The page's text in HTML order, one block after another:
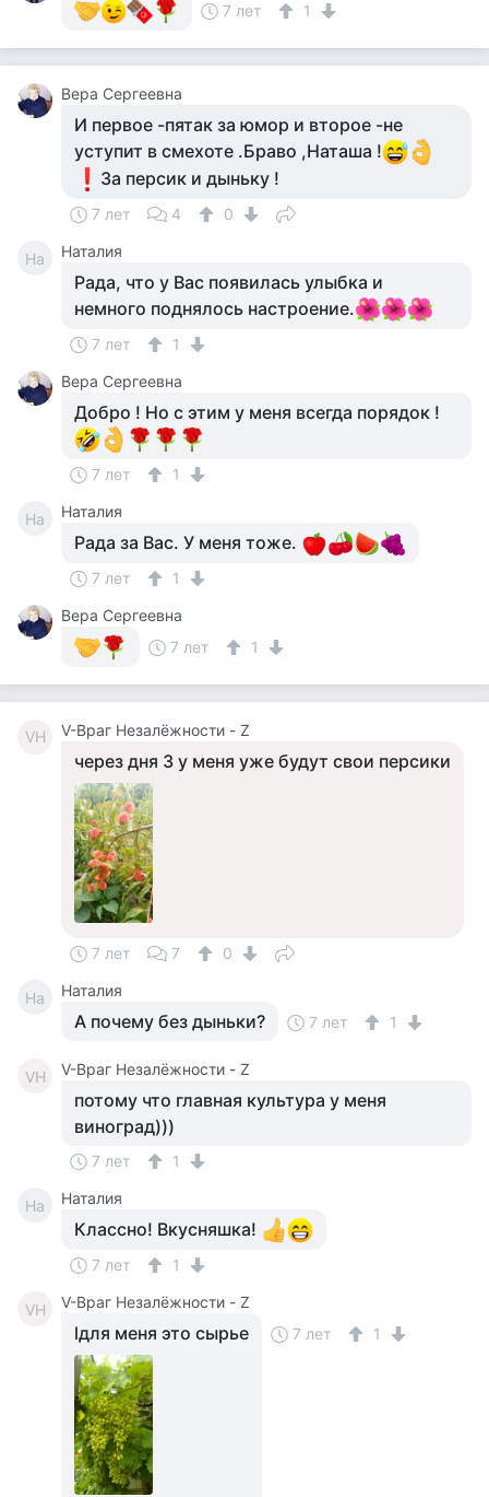
7 лет
1
Вера Сергеевна
И первое -пятак за юмор и второе -не
уступит в смехоте .Браво ,Наташа !
За персик и дыньку !
7 лет 4 0
На Наталия
Рада, что у Вас появилась улыбка и
немного поднялось настроение.
7 лет
1
Вера Сергеевна
Добро ! Но с этим у меня всегда порядок !
7 лет 1
На Наталия
Рада за Вас. У меня тоже.
7 лет
1
Вера Сергеевна
7 лет
1
VН V-Враг Незалёжности - Z
через дня 3 у меня уже будут свои персики
7 лет 7 0
На Наталия
А почему без дыньки? 7 лет 1
VН V-Враг Незалёжности - Z
потому что главная культура у меня
виноград)))
7 лет 1
На Наталия
Классно! Вкусняшка!
7 лет 1
VН V-Враг Незалёжности - Z
lдля меня это сырье 7 лет 1